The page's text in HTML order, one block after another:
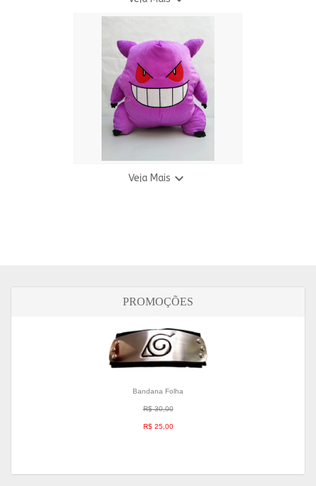
R$ 155,00
Veja Mais 
PROMOÇÕES
Bandana Folha
R$ 30,00
R$ 25,00